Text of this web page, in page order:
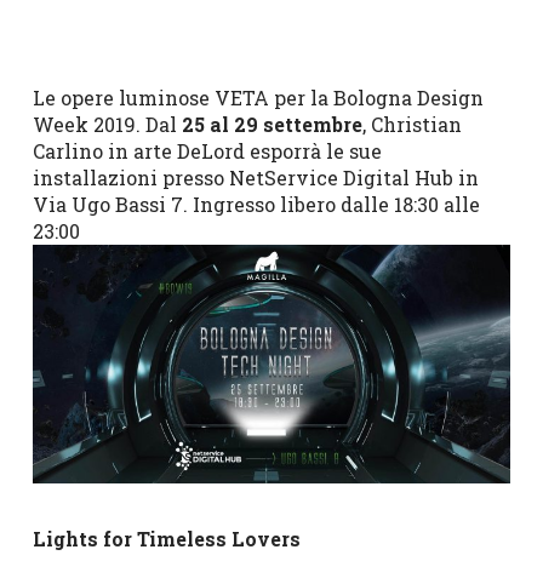
Le opere luminose VETA per la Bologna Design
Week 2019. Dal 25 al 29 settembre, Christian
Carlino in arte DeLord esporrà le sue
installazioni presso NetService Digital Hub in
Via Ugo Bassi 7. Ingresso libero dalle 18:30 alle
23:00
Lights for Timeless Lovers